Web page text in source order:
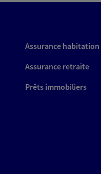
Assurance habitation
Assurance retraite
Prêts immobiliers